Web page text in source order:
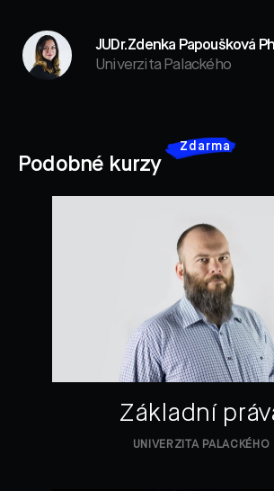
JUDr. Zdenka Papoušková
Univerzita Palackého
Podobné kurzy
Zdarma
Základní
UNIVERZITA PALACKÉHO